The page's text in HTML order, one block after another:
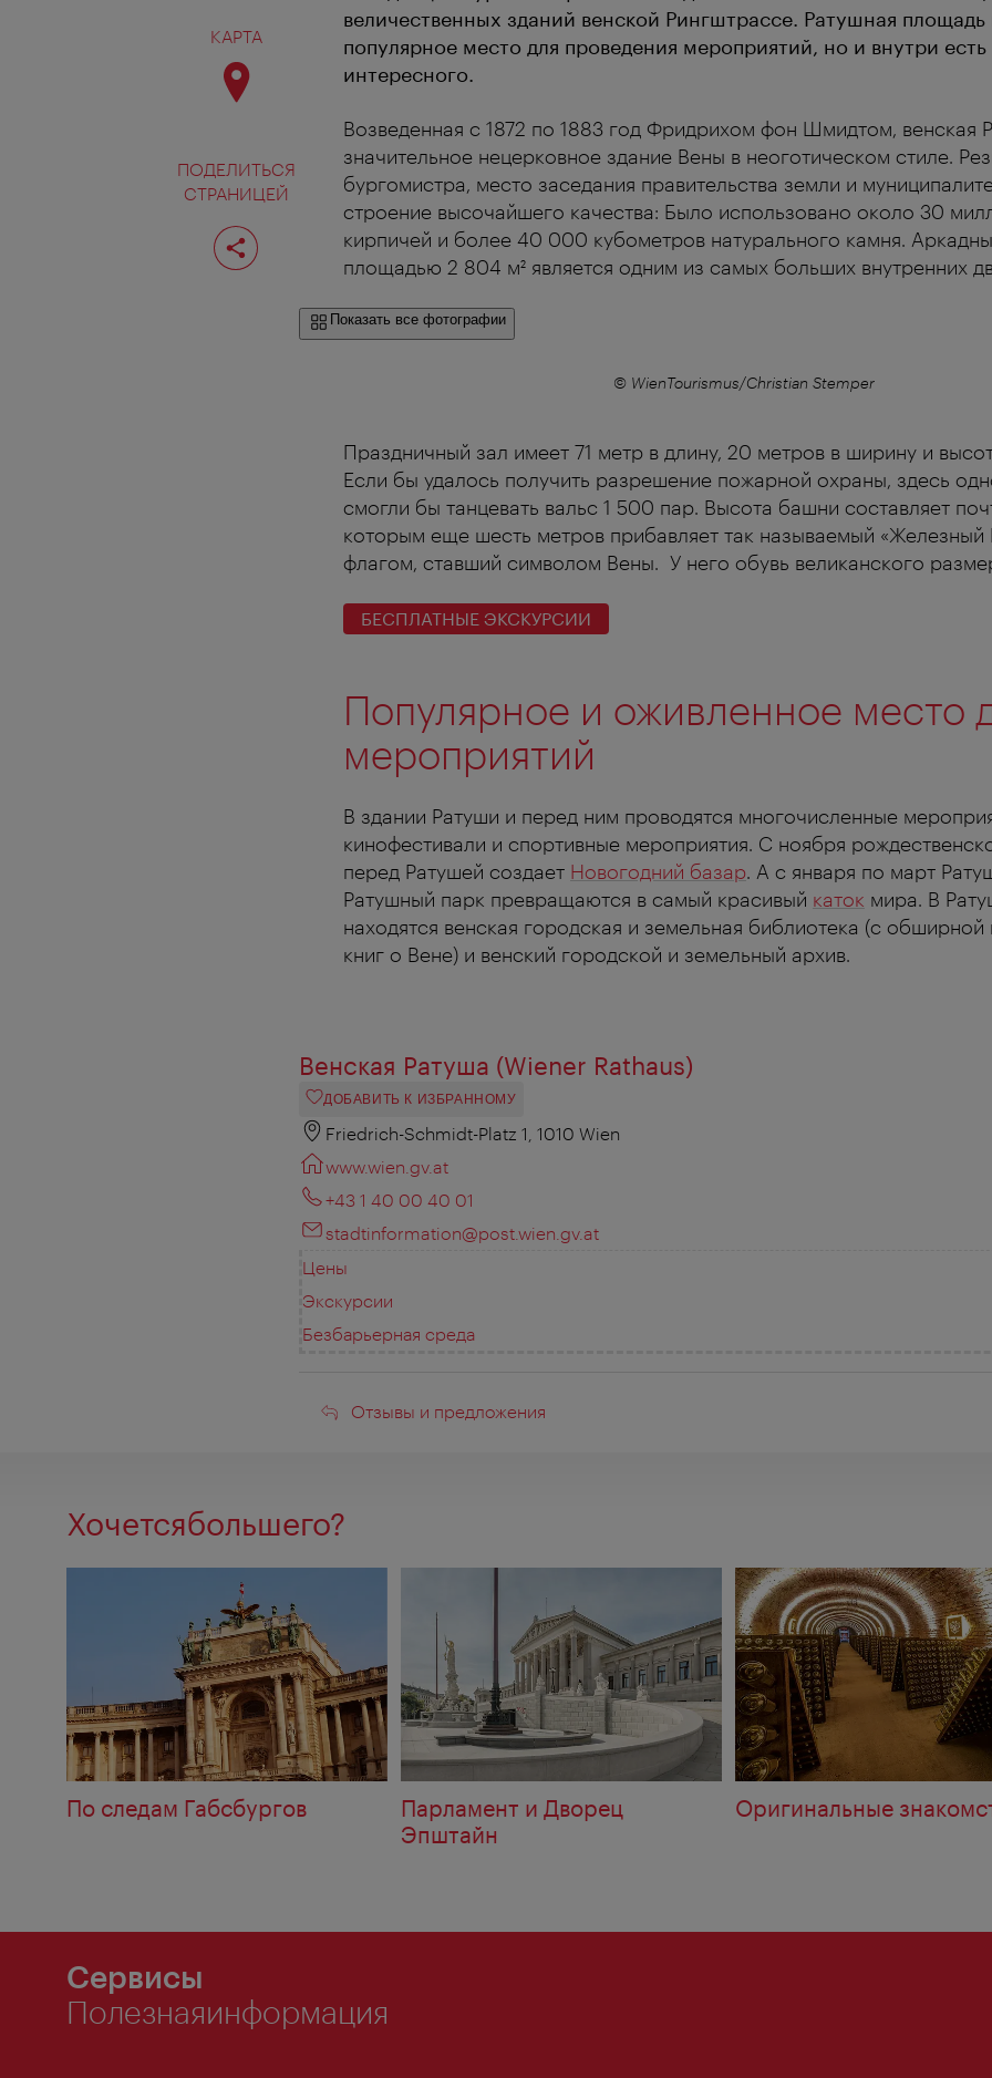
КАРТА
ПОДЕЛИТЬСЯ
СТРАНИЦЕЙ
Поделиться
страницей
величественных зданий венской Рингштрассе. Ратушная площадь
популярное место для проведения мероприятий, но и внутри
интересного.
Возведенная с 1872 по 1883 год Фридрихом фон Шмидтом, венская
значительное нецерковное здание Вены в неоготическом стиле.
бургомистра, место заседания правительства земли и
строение высочайшего качества: Было использовано около 30
кирпичей и более 40 000 кубометров натурального камня.
площадью 2 804 м² является одним из самых больших внутренних
Показать все фотографии
© WienTourismus/Christian Stemper
Праздничный зал имеет 71 метр в длину, 20 метров в ширину и
Если бы удалось получить разрешение пожарной охраны, здесь
смогли бы танцевать вальс 1 500 пар. Высота башни составляет
которым еще шесть метров прибавляет так называемый «Железный
флагом, ставший символом Вены. У него обувь великанского
БЕСПЛАТНЫЕ ЭКСКУРСИИ
Популярное и оживленное место
мероприятий
В здании Ратуши и перед ним проводятся многочисленные
кинофестивали и спортивные мероприятия. С ноября
перед Ратушей создает Новогодний базар. А с января по март
Ратушный парк превращаются в самый красивый каток мира. В
находятся венская городская и земельная библиотека (с обширной
книг о Вене) и венский городской и земельный архив.
Венская Ратуша (Wiener Rathaus)
ДОБАВИТЬ К ИЗБРАННОМУ
Friedrich-Schmidt-Platz 1, 1010 Wien
www.wien.gv.at
+43 1 40 00 40 01
stadtinformation@post.wien.gv.at
Цены
Экскурсии
Безбарьерная среда
Отзывы
Отзывы и предложения
Хочетсябольшего?
По следам Габсбургов
Парламент и Дворец
Эпштайн
Оригинальные
Сервисы
Полезнаяинформация